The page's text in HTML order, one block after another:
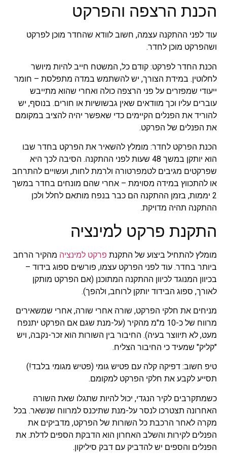
הכנת הרצפה והפרקט
עוד לפני ההתקנה עצמה, חשוב לוודא שהחדר מוכן לפרקט
ושהפרקט מוכן לחדר.
הכנת החדר לפרקט: קודם כל, המשטח חייב להיות מיושר
לחלוטין. במידת הצורך, יש להשתמש במדה מתפלסת – חומר
ייעודי שמפזרים על פני הרצפה כולה ואחרי שהוא מתייבש
עוברים עליו וכך מוודאים שאין גבשושיות או חורים. בנוסף, יש
להוריד את הפנלים הקיימים כדי שאפשר יהיה להציב במקומם
את הפנלים של הפרקט.
הכנת הפרקט לחדר: מומלץ להשאיר את הפרקט בחדר שבו
הוא יותקן במשך 48 שעות לפני ההתקנה. הסיבה לכך היא
שפרקטים מגיבים לטמפרטורה ולרמת לחות, ועשויים להתרחב
או להתכווץ במידה מסוימת – אחרי שהם מונחים בחדר במשך
2 יממות, בזמן ההתקנה הם כבר בנפח מותאם לחלל ולכן
ההתקנה תהיה מדויקת.
התקנת פרקט למינציה
מומלץ להתחיל ביצוע של התקנת פרקט למינציה מהקיר הרחב
ביותר בחדר. עוד לפני הפרקט עצמו, פורשים ספוג בידוד –
בכיוון המנוגד לכיוון ההתקנה המתוכנן (אם הפרקט מותקן
לאורך, ספוג הבידוד יותקן לרוחב, ולהפך).
מניחים את חלקי הפרקט, שורה אחרי שורה, אחרי שמשאירים
מרווח של כ-10 מ"מ מהקיר (על-מנת שגם אם הפרקט יתנפח
מעט, לא תיווצר בעיה). החיבור בין השורות הוא זכר-נקבה, ויש
"קליק" שמעיד כי החיבור הצליח.
טיפ חשוב: דפיקה קלה עם פטיש גומי (פטיש מגומי בלבד!)
תסייע לקבע את חלקי הפרקט למקומם.
כשמתקרבים לקיר הנגדי, יכול להיות שתגלו שאת השורה
האחרונה תצטרכו לנסר על-מנת שתיכנס למרווח שנשאר. בכל
מקרה לאחר הרכבת כל השורות של הפרקט, מדביקים את
הפנלים לקירות והשלב האחרון הוא הדבקת הספים לדלת. את
הפנלים והספים יש להדביק עם דבק סיליקון.